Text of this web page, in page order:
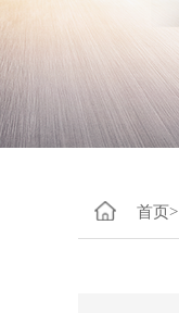
首页>